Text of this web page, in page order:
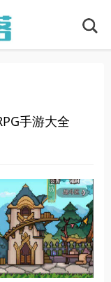
手游大全